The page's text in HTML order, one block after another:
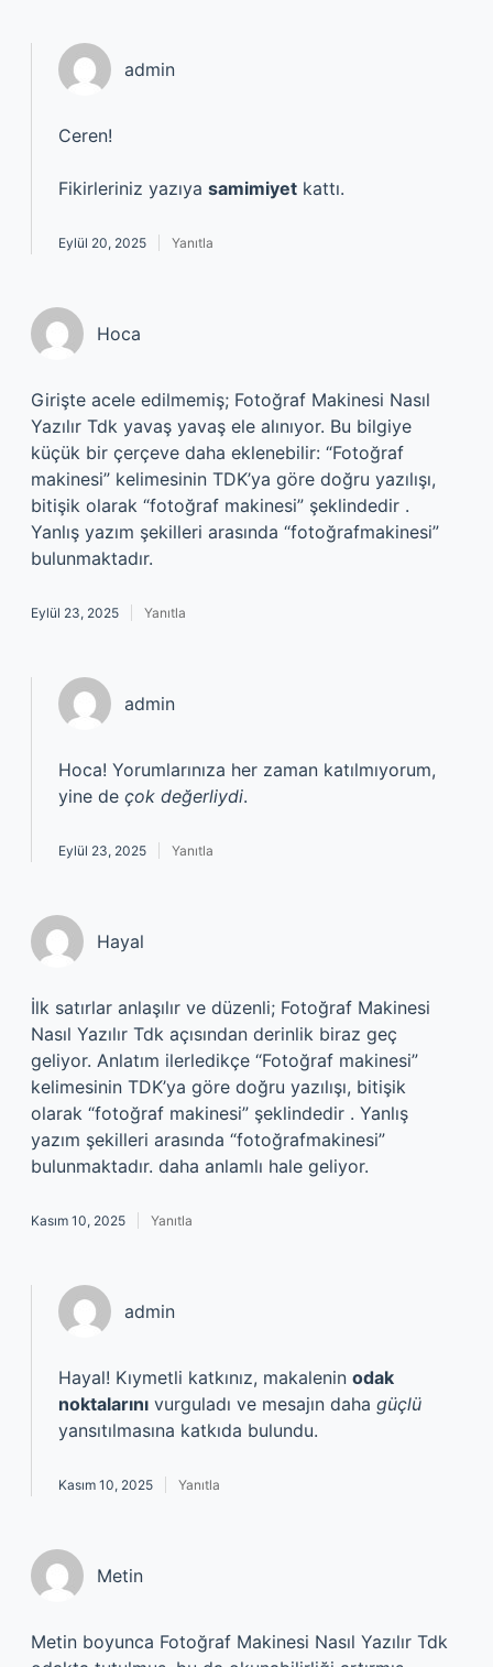
admin
Ceren!
Fikirleriniz yazıya samimiyet kattı.
Eylül 20, 2025 Yanıtla
Hoca
Girişte acele edilmemiş; Fotoğraf Makinesi Nasıl
Yazılır Tdk yavaş yavaş ele alınıyor. Bu bilgiye
küçük bir çerçeve daha eklenebilir: “Fotoğraf
makinesi” kelimesinin TDK’ya göre doğru yazılışı,
bitişik olarak “fotoğraf makinesi” şeklindedir .
Yanlış yazım şekilleri arasında “fotoğrafmakinesi”
bulunmaktadır.
Eylül 23, 2025 Yanıtla
admin
Hoca! Yorumlarınıza her zaman katılmıyorum,
yine de çok değerliydi.
Eylül 23, 2025 Yanıtla
Hayal
İlk satırlar anlaşılır ve düzenli; Fotoğraf Makinesi
Nasıl Yazılır Tdk açısından derinlik biraz geç
geliyor. Anlatım ilerledikçe “Fotoğraf makinesi”
kelimesinin TDK’ya göre doğru yazılışı, bitişik
olarak “fotoğraf makinesi” şeklindedir . Yanlış
yazım şekilleri arasında “fotoğrafmakinesi”
bulunmaktadır. daha anlamlı hale geliyor.
Kasım 10, 2025 Yanıtla
admin
Hayal! Kıymetli katkınız, makalenin odak
noktalarını vurguladı ve mesajın daha güçlü
yansıtılmasına katkıda bulundu.
Kasım 10, 2025 Yanıtla
Metin
Metin boyunca Fotoğraf Makinesi Nasıl Yazılır Tdk